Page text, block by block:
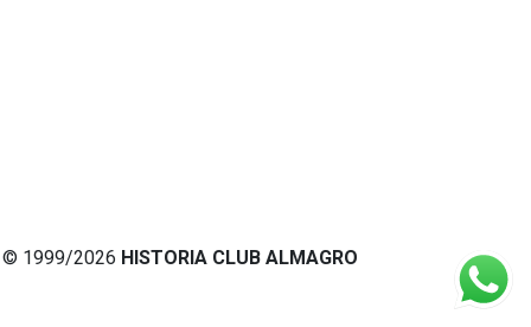
© 1999/2026 HISTORIA CLUB ALMAGRO